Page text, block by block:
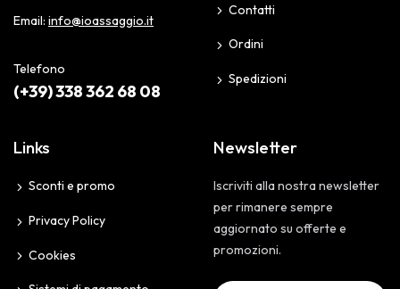
Email: info@ioassaggio.it
Telefono
(+39) 338 362 68 08
Contatti
Ordini
Spedizioni
Links
Sconti e promo
Privacy Policy
Cookies
Newsletter
Iscriviti alla nostra newsletter
per rimanere sempre
aggiornato su offerte e
promozioni.